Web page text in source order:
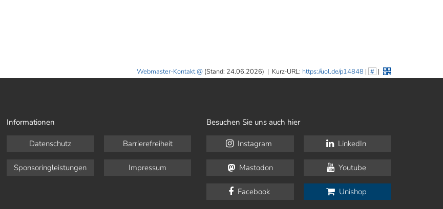
Webmaster-Kontakt (Stand: 24.06.2026) | Kurz-URL: https://uol.de/p14848 | # |
Informationen
Datenschutz Barrierefreiheit
Sponsoringleistungen Impressum
Besuchen Sie uns auch hier
Instagram LinkedIn
Mastodon Youtube
Facebook Unishop